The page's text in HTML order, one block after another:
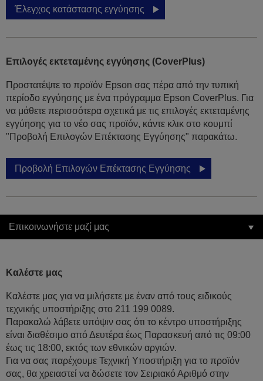
Έλεγχος κατάστασης εγγύησης
Επιλογές εκτεταμένης εγγύησης (CoverPlus)
Προστατέψτε το προϊόν Epson σας πέρα από την τυπική
περίοδο εγγύησης με ένα πρόγραμμα Epson CoverPlus. Για
να μάθετε περισσότερα σχετικά με τις επιλογές εκτεταμένης
εγγύησης για το νέο σας προϊόν, κάντε κλικ στο κουμπί
"Προβολή Επιλογών Επέκτασης Εγγύησης" παρακάτω.
Προβολή Επιλογών Επέκτασης Εγγύησης
Επικοινωνήστε μαζί μας
Καλέστε μας
Καλέστε μας για να μιλήσετε με έναν από τους ειδικούς
τεχνικής υποστήριξης στο 211 199 0089.
Παρακαλώ λάβετε υπόψιν σας ότι το κέντρο υποστήριξης
είναι διαθέσιμο από Δευτέρα έως Παρασκευή από τις 09:00
έως τις 18:00, εκτός των εθνικών αργιών.
Για να σας παρέχουμε Τεχνική Υποστήριξη για το προϊόν
σας, θα χρειαστεί να δώσετε τον Σειριακό Αριθμό στην